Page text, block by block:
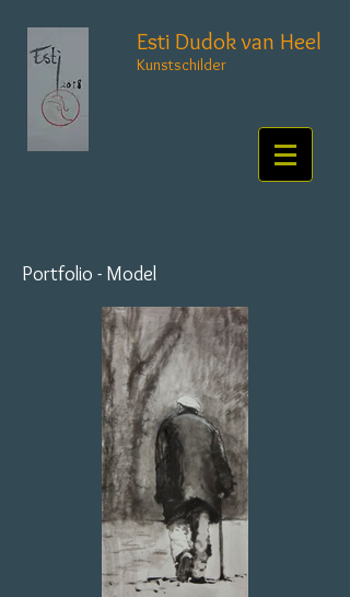
Esti Dudok van Heel
Kunstschilder
Portfolio - Model